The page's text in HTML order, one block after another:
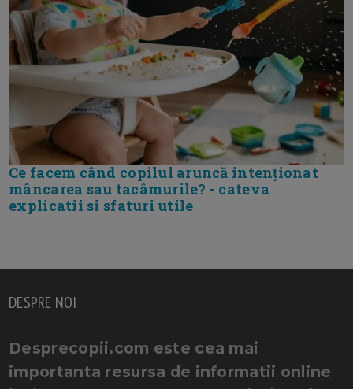
Ce facem când copilul aruncă intenționat
mâncarea sau tacâmurile? - cateva
explicatii si sfaturi utile
DESPRE NOI
Desprecopii.com este cea mai
importanta resursa de informatii online